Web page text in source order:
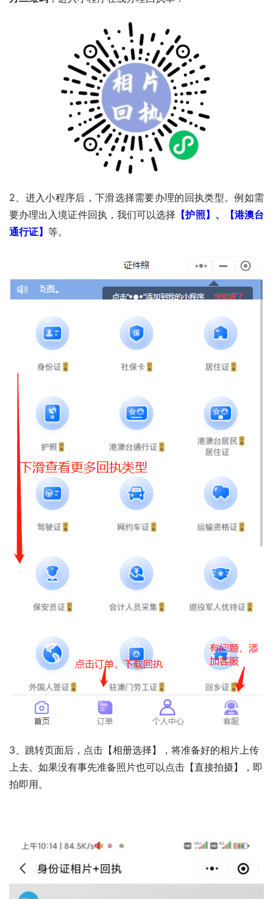
2、进入小程序后，下滑选择需要办理的回执类型。例如需
要办理出入境证件回执，我们可以选择 【护照】、【港澳台
通行证】 等。
3、跳转页面后，点击【相册选择】，将准备好的相片上传
上去。如果没有事先准备照片也可以点击【直接拍摄】，即
拍即用。